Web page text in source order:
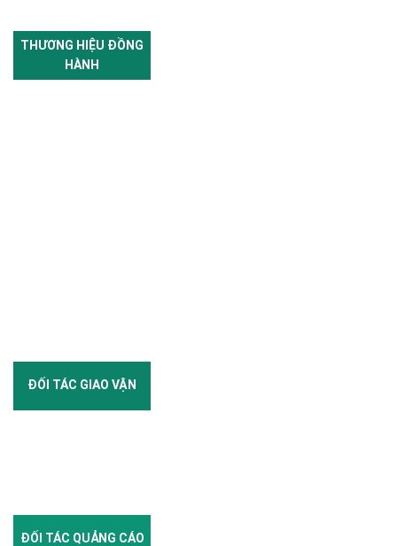
THƯƠNG HIỆU ĐỒNG
HÀNH
ĐỐI TÁC GIAO VẬN
ĐỐI TÁC QUẢNG CÁO